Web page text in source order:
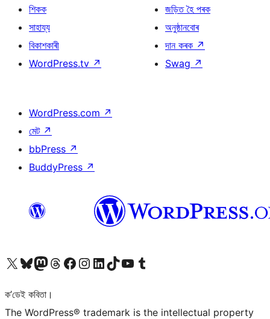
শিকক
সাহায্য
বিকাশকাৰী
WordPress.tv ↗
জড়িত হৈ পৰক
অনুষ্ঠানবোৰ
দান কৰক ↗
Swag ↗
WordPress.com ↗
মেট ↗
bbPress ↗
BuddyPress ↗
আমাৰ X (আগৰ Twitter) একাউণ্টলৈ যাওকআমাৰ Bluesky একাউণ্টলৈ যাওকআমাৰ Mastodon একাউণ্টলৈ যাওকআমাৰ Threads একাউণ্টলৈ যাওকআমাৰ Facebook পৃষ্ঠালৈ যাওকআমাৰ Instagram একাউণ্টলৈ যাওকআমাৰ LinkedIn একাউণ্টলৈ যাওকআমাৰ TikTok একাউণ্টলৈ যাওকআমাৰ YouTube চেনেললৈ যাওকআমাৰ Tumblr একাউণ্টলৈ যাওক
ক’ডেই কবিতা।
The WordPress® trademark is the intellectual property